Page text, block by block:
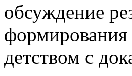
обсуждение
формирования
детством с